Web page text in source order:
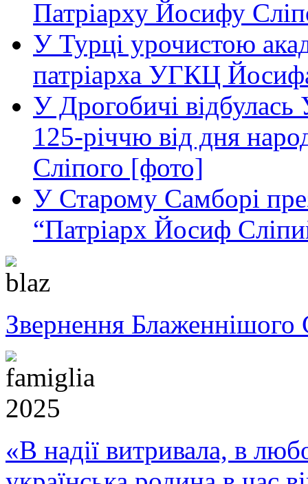
Патріарху Йосифу
У Турці урочистою
патріарха УГКЦ
У Дрогобичі відбулась
125-річчю від дня
Сліпого [фото]
У Старому Самборі
“Патріарх Йосиф
Звернення Блаженнішого
«В надії витривала, в